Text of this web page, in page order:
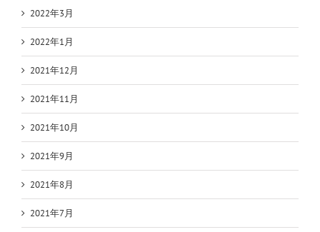
2022年3月
2022年1月
2021年12月
2021年11月
2021年10月
2021年9月
2021年8月
2021年7月